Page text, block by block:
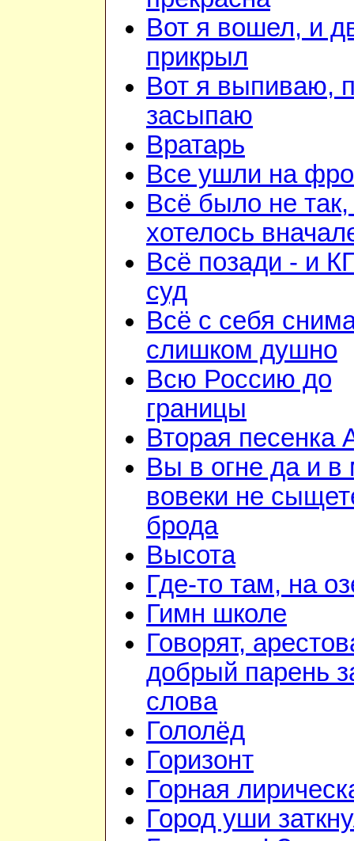
Вот я вошел, и
прикрыл
Вот я выпиваю,
засыпаю
Вратарь
Все ушли на
Всё было не так,
хотелось
Всё позади - и
суд
Всё с себя
слишком душно
Всю Россию до
границы
Вторая песенка
Вы в огне да и в
вовеки не
брода
Высота
Где-то там, на
Гимн школе
Говорят,
добрый парень
слова
Гололёд
Горизонт
Горная
Город уши